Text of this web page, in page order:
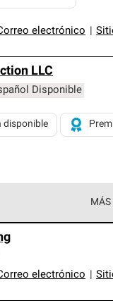
electrónico
LLC
Disponible
disponible
de
altos estándares y
y confiabilidad.
electrónico